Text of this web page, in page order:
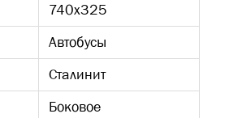
740х325
Автобусы
Сталинит
Боковое